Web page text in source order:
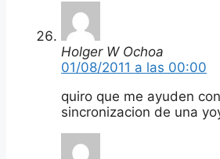
Holger W Ochoa
01/08/2011 a las 00:00
quiro que me ayuden
sincronizacion de una